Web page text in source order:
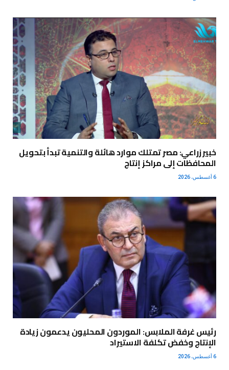
خبير زراعي: مصر تمتلك موارد هائلة والتنمية تبدأ بتحويل
المحافظات إلى مراكز إنتاج
6 أغسطس، 2026
رئيس غرفة الملابس: الموردون المحليون يدعمون زيادة
الإنتاج وخفض تكلفة الاستيراد
6 أغسطس، 2026